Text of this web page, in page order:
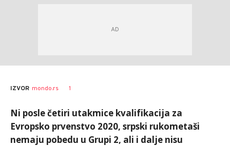
IZVOR mondo.rs 1
Ni posle četiri utakmice kvalifikacija za
Evropsko prvenstvo 2020, srpski rukometaši
nemaju pobedu u Grupi 2, ali i dalje nisu